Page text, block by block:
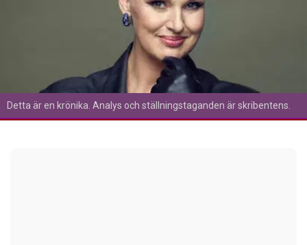
Detta är en krönika. Analys och ställningstaganden är skribentens.